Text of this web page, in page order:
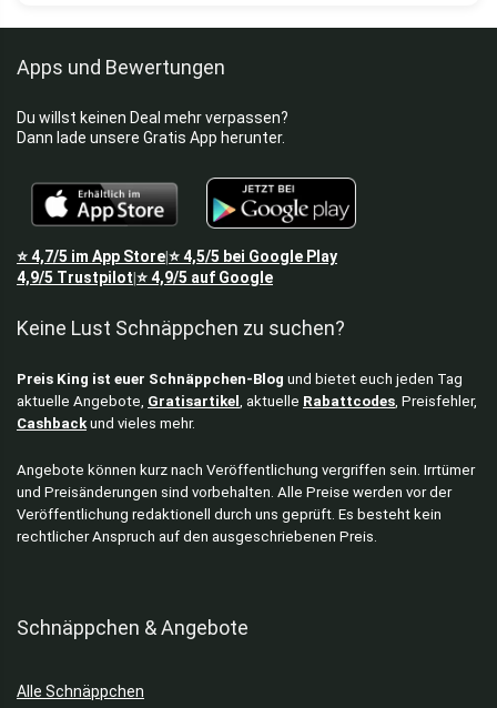
Apps und Bewertungen
Du willst keinen Deal mehr verpassen?
Dann lade unsere Gratis App herunter.
⭐4,7/5 im App Store⭐4,5/5 bei Google Play
4,9/5 Trustpilot ⭐4,9/5 auf Google
Keine Lust Schnäppchen zu suchen?
Preis King ist euer Schnäppchen-Blog und bietet euch jeden Tag
aktuelle Angebote, Gratisartikel , aktuelle Rabattcodes, Preisfehler,
Cashbackund vieles mehr.
Angebote können kurz nach Veröffentlichung vergriffen sein. Irrtümer
und Preisänderungen sind vorbehalten. Alle Preise werden vor der
Veröffentlichung redaktionell durch uns geprüft. Es besteht kein
rechtlicher Anspruch auf den ausgeschriebenen Preis.
Schnäppchen & Angebote
Alle Schnäppchen